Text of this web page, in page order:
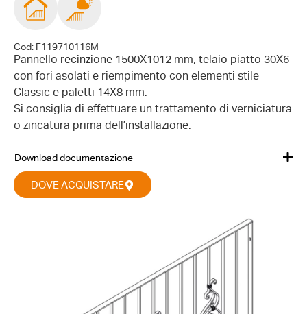
Cod: F119710116M
Pannello recinzione 1500X1012 mm, telaio piatto 30X6
con fori asolati e riempimento con elementi stile
Classic e paletti 14X8 mm.
Si consiglia di effettuare un trattamento di verniciatura
o zincatura prima dell’installazione.
Download documentazione
DOVE ACQUISTARE